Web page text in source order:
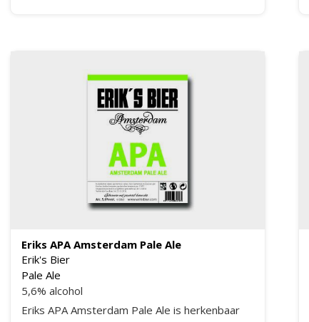
Eriks APA Amsterdam Pale Ale
Erik's Bier
Pale Ale
5,6% alcohol
Eriks APA Amsterdam Pale Ale is herkenbaar